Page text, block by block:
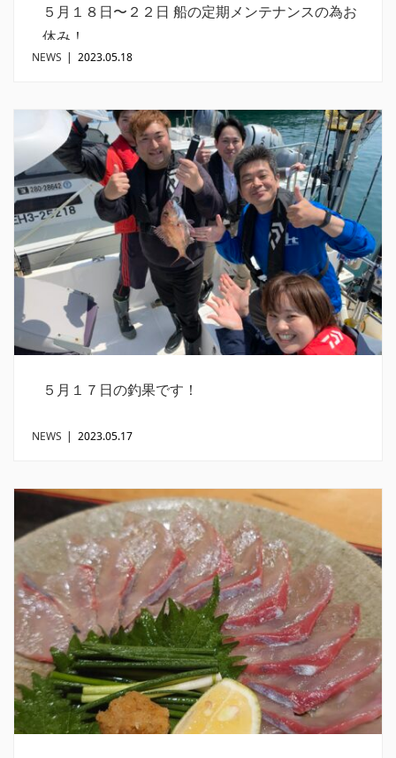
５月１８日〜２２日 船の定期メンテナンスの為お
休み！
NEWS | 2023.05.18
５月１７日の釣果です！
NEWS | 2023.05.17